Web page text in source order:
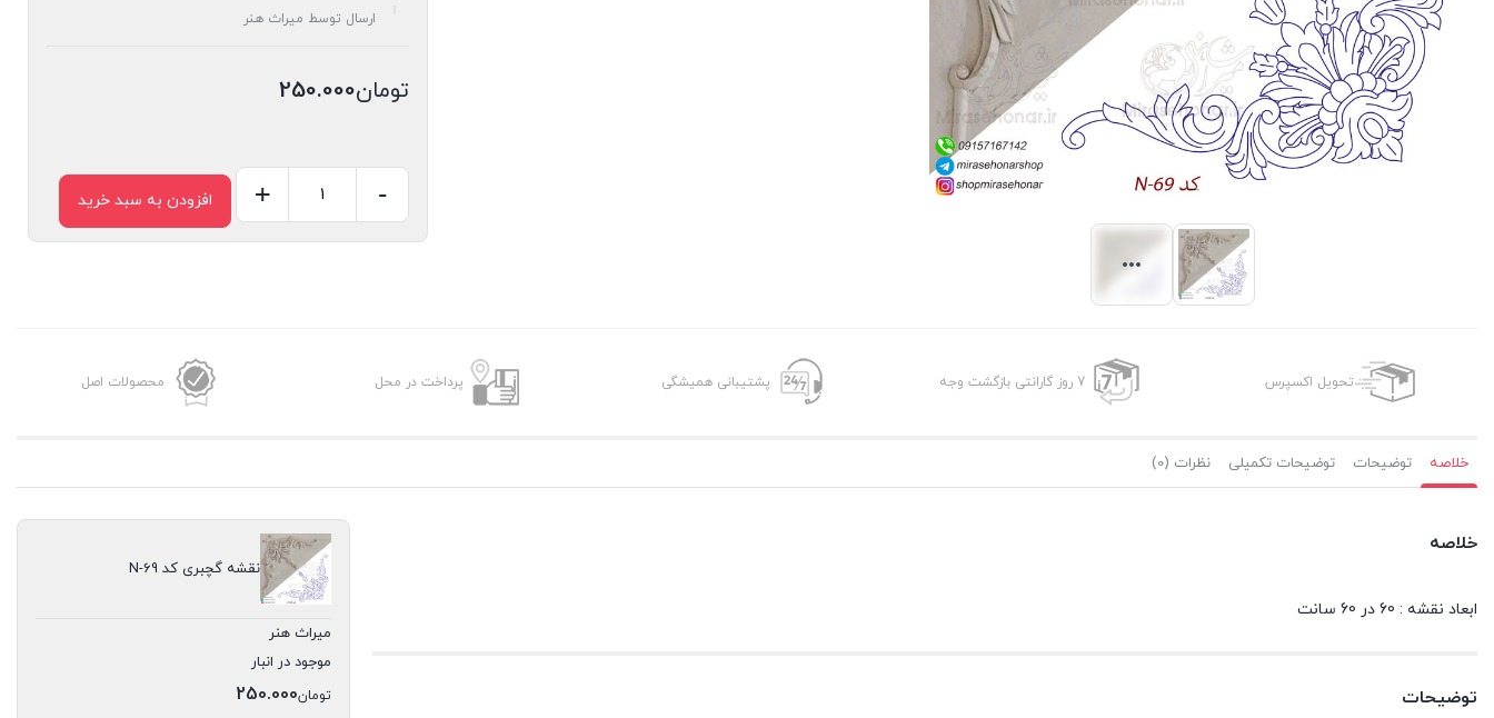
ارسال توسط میراث هنر
تومان250.000
گچبری
-
+ افزودن به سبد خرید
تحویل اکسپرس 7 روز گارانتی بازگشت وجه پشتیبانی همیشگی پرداخت در محل محصولات اصل
خلاصه توضیحات توضیحات تکمیلی نظرات (0)
خلاصه
ابعاد نقشه : 60 در 60 سانت
توضیحات
نقشه گچبری کد N-69
میراث هنر
موجود در انبار
تومان250.000